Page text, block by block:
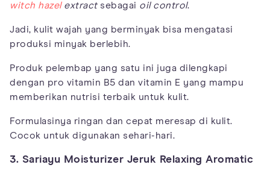
witch hazelextractsebagai oil control.
Jadi, kulit wajah yang berminyak bisa mengatasi
produksi minyak berlebih.
Produk pelembap yang satu ini juga dilengkapi
dengan pro vitamin B5 dan vitamin E yang mampu
memberikan nutrisi terbaik untuk kulit.
Formulasinya ringan dan cepat meresap di kulit.
Cocok untuk digunakan sehari-hari.
3. Sariayu Moisturizer Jeruk Relaxing Aromatic